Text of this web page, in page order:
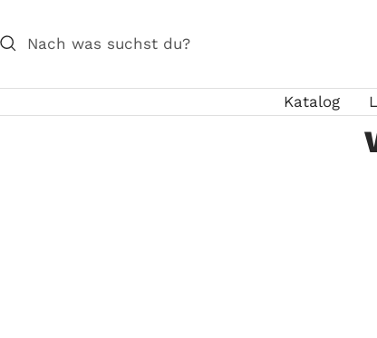
zum
Katalog